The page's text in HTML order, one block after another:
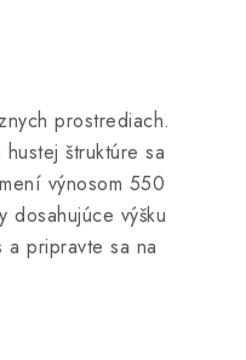
prostrediach.
štruktúre sa
výnosom 550
dosahujúce výšku
pripravte sa na